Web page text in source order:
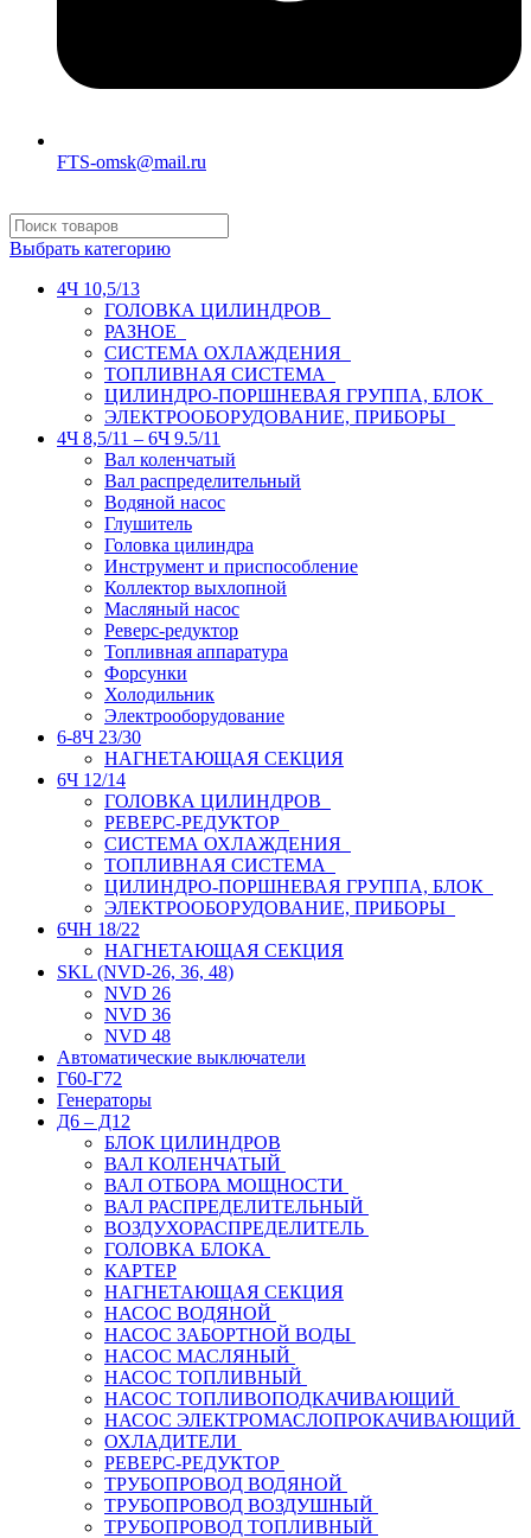
FTS-omsk@mail.ru
Выбрать категорию
4Ч 10,5/13
ГОЛОВКА ЦИЛИНДРОВ
РАЗНОЕ
СИСТЕМА ОХЛАЖДЕНИЯ
ТОПЛИВНАЯ СИСТЕМА
ЦИЛИНДРО-ПОРШНЕВАЯ ГРУППА, БЛОК
ЭЛЕКТРООБОРУДОВАНИЕ, ПРИБОРЫ
4Ч 8,5/11 – 6Ч 9.5/11
Вал коленчатый
Вал распределительный
Водяной насос
Глушитель
Головка цилиндра
Инструмент и приспособление
Коллектор выхлопной
Масляный насос
Реверс-редуктор
Топливная аппаратура
Форсунки
Холодильник
Электрооборудование
6-8Ч 23/30
НАГНЕТАЮЩАЯ СЕКЦИЯ
6Ч 12/14
ГОЛОВКА ЦИЛИНДРОВ
РЕВЕРС-РЕДУКТОР
СИСТЕМА ОХЛАЖДЕНИЯ
ТОПЛИВНАЯ СИСТЕМА
ЦИЛИНДРО-ПОРШНЕВАЯ ГРУППА, БЛОК
ЭЛЕКТРООБОРУДОВАНИЕ, ПРИБОРЫ
6ЧН 18/22
НАГНЕТАЮЩАЯ СЕКЦИЯ
SKL (NVD-26, 36, 48)
NVD 26
NVD 36
NVD 48
Автоматические выключатели
Г60-Г72
Генераторы
Д6 – Д12
БЛОК ЦИЛИНДРОВ
ВАЛ КОЛЕНЧАТЫЙ
ВАЛ ОТБОРА МОЩНОСТИ
ВАЛ РАСПРЕДЕЛИТЕЛЬНЫЙ
ВОЗДУХОРАСПРЕДЕЛИТЕЛЬ
ГОЛОВКА БЛОКА
КАРТЕР
НАГНЕТАЮЩАЯ СЕКЦИЯ
НАСОС ВОДЯНОЙ
НАСОС ЗАБОРТНОЙ ВОДЫ
НАСОС МАСЛЯНЫЙ
НАСОС ТОПЛИВНЫЙ
НАСОС ТОПЛИВОПОДКАЧИВАЮЩИЙ
НАСОС ЭЛЕКТРОМАСЛОПРОКАЧИВАЮЩИЙ
ОХЛАДИТЕЛИ
РЕВЕРС-РЕДУКТОР
ТРУБОПРОВОД ВОДЯНОЙ
ТРУБОПРОВОД ВОЗДУШНЫЙ
ТРУБОПРОВОД ТОПЛИВНЫЙ